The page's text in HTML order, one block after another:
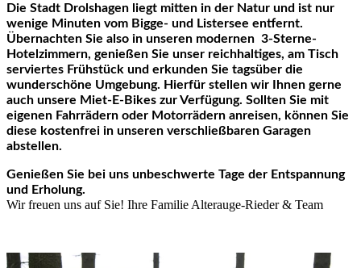
Die Stadt Drolshagen liegt mitten in der Natur und ist nur
wenige Minuten vom Bigge- und Listersee entfernt.
Übernachten Sie also in unseren modernen 3-Sterne-
Hotelzimmern, genießen Sie unser reichhaltiges, am Tisch
serviertes Frühstück und erkunden Sie tagsüber die
wunderschöne Umgebung. Hierfür stellen wir Ihnen gerne
auch unsere Miet-E-Bikes zur Verfügung. Sollten Sie mit
eigenen Fahrrädern oder Motorrädern anreisen, können Sie
diese kostenfrei in unseren verschließbaren Garagen
abstellen.
Genießen Sie bei uns unbeschwerte Tage der Entspannung
und Erholung.
Wir freuen uns auf Sie! Ihre Familie Alterauge-Rieder & Team